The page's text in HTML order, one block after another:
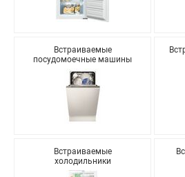
Встраиваемые
посудомоечные машины
Встраиваемые
холодильники